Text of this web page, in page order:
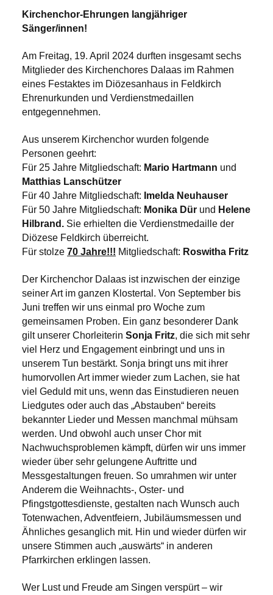
Kirchenchor-Ehrungen langjähriger
Sänger/innen!
Am Freitag, 19. April 2024 durften insgesamt sechs
Mitglieder des Kirchenchores Dalaas im Rahmen
eines Festaktes im Diözesanhaus in Feldkirch
Ehrenurkunden und Verdienstmedaillen
entgegennehmen.
Aus unserem Kirchenchor wurden folgende
Personen geehrt:
Für 25 Jahre Mitgliedschaft: Mario Hartmann und
Matthias Lanschützer
Für 40 Jahre Mitgliedschaft: Imelda Neuhauser
Für 50 Jahre Mitgliedschaft: Monika Dür und Helene
Hilbrand. Sie erhielten die Verdienstmedaille der
Diözese Feldkirch überreicht.
Für stolze 70 Jahre!!! Mitgliedschaft: Roswitha Fritz
Der Kirchenchor Dalaas ist inzwischen der einzige
seiner Art im ganzen Klostertal. Von September bis
Juni treffen wir uns einmal pro Woche zum
gemeinsamen Proben. Ein ganz besonderer Dank
gilt unserer Chorleiterin Sonja Fritz, die sich mit sehr
viel Herz und Engagement einbringt und uns in
unserem Tun bestärkt. Sonja bringt uns mit ihrer
humorvollen Art immer wieder zum Lachen, sie hat
viel Geduld mit uns, wenn das Einstudieren neuen
Liedgutes oder auch das „Abstauben“ bereits
bekannter Lieder und Messen manchmal mühsam
werden. Und obwohl auch unser Chor mit
Nachwuchsproblemen kämpft, dürfen wir uns immer
wieder über sehr gelungene Auftritte und
Messgestaltungen freuen. So umrahmen wir unter
Anderem die Weihnachts-, Oster- und
Pfingstgottesdienste, gestalten nach Wunsch auch
Totenwachen, Adventfeiern, Jubiläumsmessen und
Ähnliches gesanglich mit. Hin und wieder dürfen wir
unsere Stimmen auch „auswärts“ in anderen
Pfarrkirchen erklingen lassen.
Wer Lust und Freude am Singen verspürt – wir